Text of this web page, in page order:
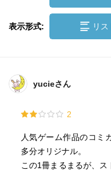
表示形式: リス
yucieさん
2
人気ゲーム作品のコミ
多分オリジナル。
この1冊まるまるが、